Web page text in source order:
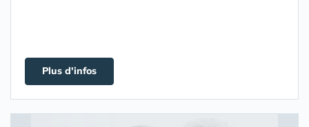
Plus d'infos